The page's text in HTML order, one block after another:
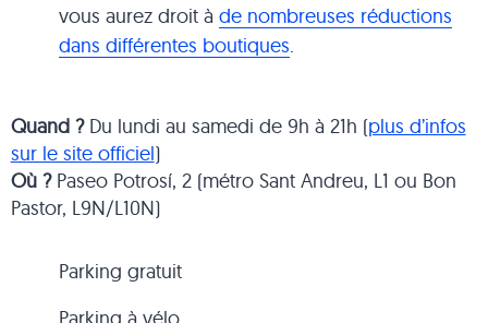
vous aurez droit àde nombreuses réductions
dans différentes boutiques.
Quand ?Du lundi au samedi de 9h à 21h (plus d’infos
sur le site officiel)
Où ?Paseo Potrosí, 2 (métro Sant Andreu, L1 ou Bon
Pastor, L9N/L10N)
Parking gratuit
Parking à vélo